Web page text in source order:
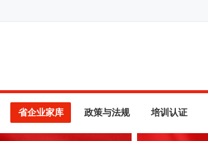
省企业家库 政策与法规 培训认证